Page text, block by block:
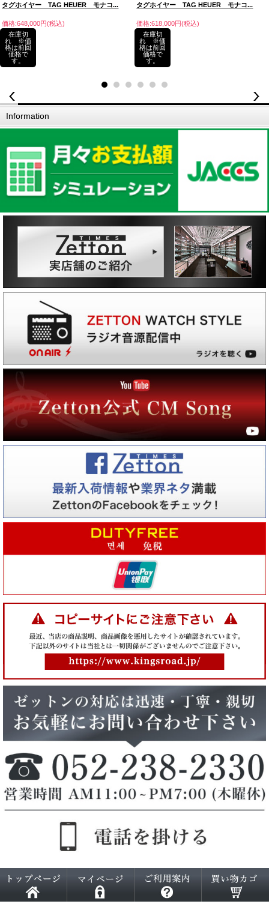
タグホイヤー TAG HEUER モナコ...
価格:648,000円(税込)
在庫切
れ ※価
格は前回
価格で
す。
タグホイヤー TAG HEUER モナコ...
価格:618,000円(税込)
在庫切
れ ※価
格は前回
価格で
す。
Information